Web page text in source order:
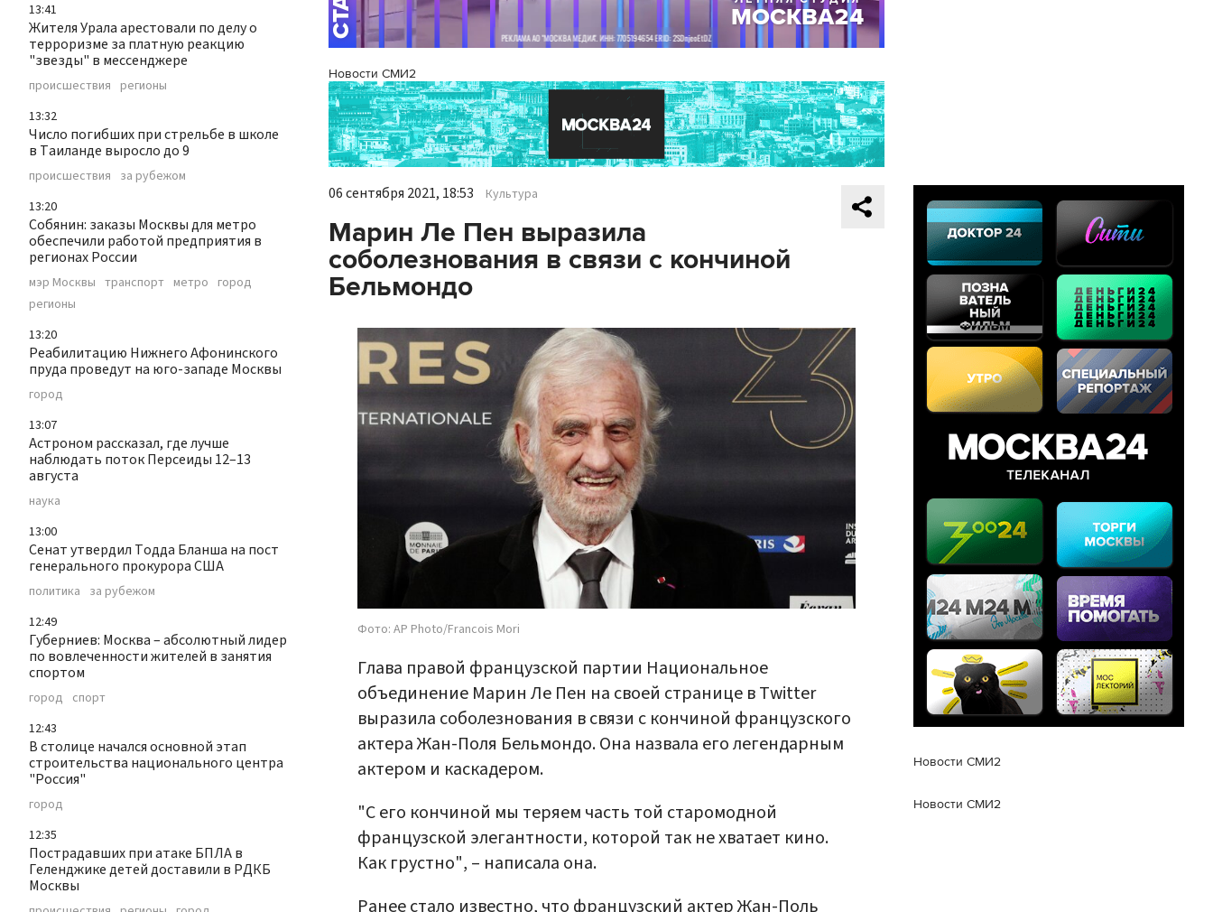
13:41
Жителя Урала арестовали по делу о
терроризме за платную реакцию
"звезды" в мессенджере
происшествия регионы
13:32
Число погибших при стрельбе в школе
в Таиланде выросло до 9
происшествия за рубежом
13:20
Собянин: заказы Москвы для метро
обеспечили работой предприятия в
регионах России
мэр Москвы транспорт метро город
регионы
13:20
Реабилитацию Нижнего Афонинского
пруда проведут на юго-западе Москвы
город
13:07
Астроном рассказал, где лучше
наблюдать поток Персеиды 12–13
августа
наука
13:00
Сенат утвердил Тодда Бланша на пост
генерального прокурора США
политика за рубежом
12:49
Губерниев: Москва – абсолютный лидер
по вовлеченности жителей в занятия
спортом
город спорт
12:43
В столице начался основной этап
строительства национального центра
"Россия"
город
12:35
Пострадавших при атаке БПЛА в
Геленджике детей доставили в РДКБ
Москвы
Новости СМИ2
06 сентября 2021, 18:53 Культура
Марин Ле Пен выразила
соболезнования в связи с кончиной
Бельмондо
Фото: AP Photo/Francois Mori
Глава правой французской партии Национальное
объединение Марин Ле Пен на своей странице в Twitter
выразила соболезнования в связи с кончиной французского
актера Жан-Поля Бельмондо. Она назвала его легендарным
актером и каскадером.
"С его кончиной мы теряем часть той старомодной
французской элегантности, которой так не хватает кино.
Как грустно", – написала она.
Ранее стало известно, что французский актер Жан-Поль
Новости СМИ2
Новости СМИ2